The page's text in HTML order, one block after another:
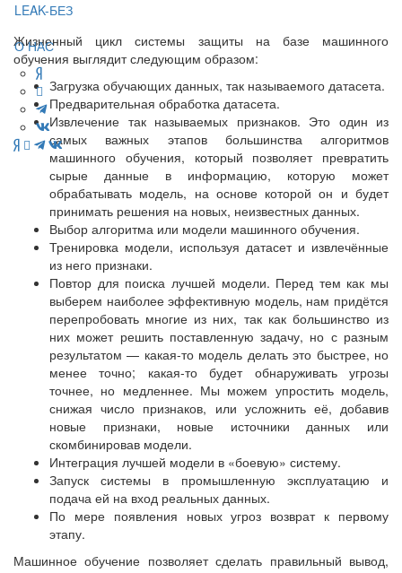
LEAK-БЕЗ
О НАС
Жизненный цикл системы защиты на базе машинного
обучения выглядит следующим образом:
Загрузка обучающих данных, так называемого датасета.
Предварительная обработка датасета.
Извлечение так называемых признаков. Это один из
самых важных этапов большинства алгоритмов
машинного обучения, который позволяет превратить
сырые данные в информацию, которую может
обрабатывать модель, на основе которой он и будет
принимать решения на новых, неизвестных данных.
Выбор алгоритма или модели машинного обучения.
Тренировка модели, используя датасет и извлечённые
из него признаки.
Повтор для поиска лучшей модели. Перед тем как мы
выберем наиболее эффективную модель, нам придётся
перепробовать многие из них, так как большинство из
них может решить поставленную задачу, но с разным
результатом — какая-то модель делать это быстрее, но
менее точно; какая-то будет обнаруживать угрозы
точнее, но медленнее. Мы можем упростить модель,
снижая число признаков, или усложнить её, добавив
новые признаки, новые источники данных или
скомбинировав модели.
Интеграция лучшей модели в «боевую» систему.
Запуск системы в промышленную эксплуатацию и
подача ей на вход реальных данных.
По мере появления новых угроз возврат к первому
этапу.
Машинное обучение позволяет сделать правильный вывод,